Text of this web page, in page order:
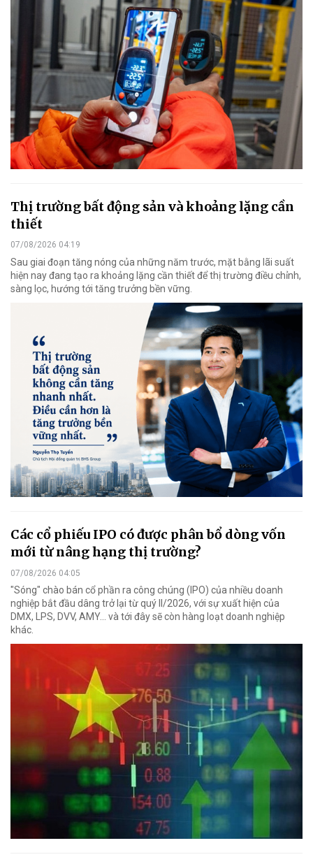
Thị trường bất động sản và khoảng lặng cần
thiết
07/08/2026 04:19
Sau giai đoạn tăng nóng của những năm trước, mặt bằng lãi suất
hiện nay đang tạo ra khoảng lặng cần thiết để thị trường điều chỉnh,
sàng lọc, hướng tới tăng trưởng bền vững.
Các cổ phiếu IPO có được phân bổ dòng vốn
mới từ nâng hạng thị trường?
07/08/2026 04:05
"Sóng" chào bán cổ phần ra công chúng (IPO) của nhiều doanh
nghiệp bắt đầu dâng trở lại từ quý II/2026, với sự xuất hiện của
DMX, LPS, DVV, AMY... và tới đây sẽ còn hàng loạt doanh nghiệp
khác.